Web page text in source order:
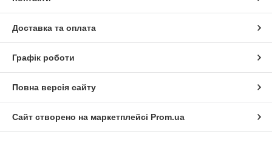
Доставка та оплата
Графік роботи
Повна версія сайту
Сайт створено на маркетплейсі Prom.ua